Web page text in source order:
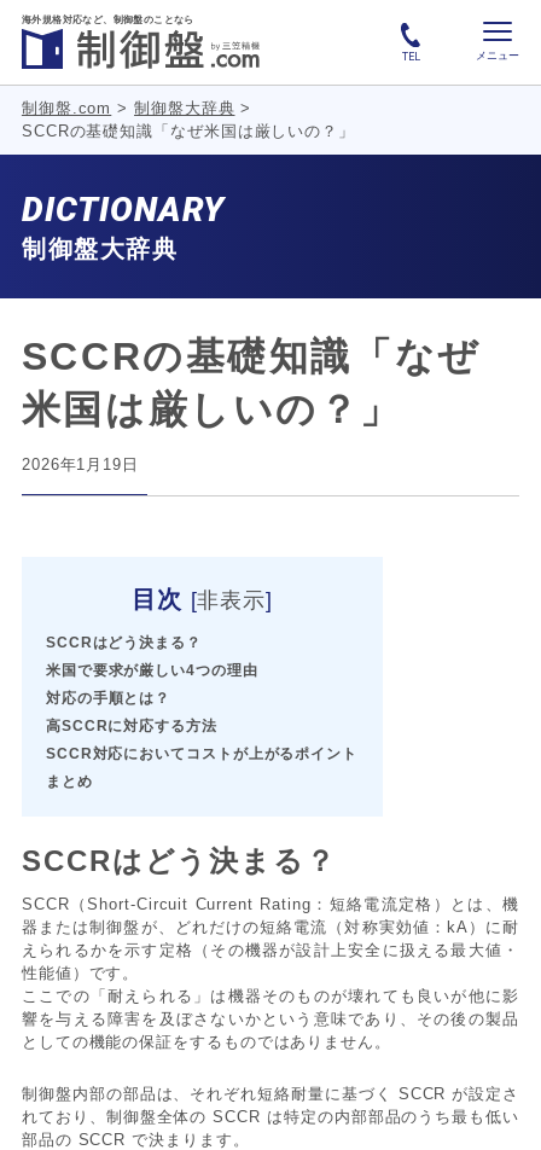
海外規格対応など、 制御盤のことなら
TEL メニュー
制御盤.com >制御盤大辞典 >
SCCRの基礎知識「なぜ米国は厳しいの？」
DICTIONARY
制御盤大辞典
SCCRの基礎知識「なぜ
米国は厳しいの？」
2026年1月19日
目次 [非表示]
SCCRはどう決まる？
米国で要求が厳しい4つの理由
対応の手順とは？
高SCCRに対応する方法
SCCR対応においてコストが上がるポイント
まとめ
SCCRはどう決まる？
SCCR（Short-Circuit Current Rating：短絡電流定格）とは、機
器または制御盤が、どれだけの短絡電流（対称実効値：kA）に耐
えられるかを示す定格（その機器が設計上安全に扱える最大値・
性能値）です。
ここでの「耐えられる」は機器そのものが壊れても良いが他に影
響を与える障害を及ぼさないかという意味であり、その後の製品
としての機能の保証をするものではありません。
制御盤内部の部品は、それぞれ短絡耐量に基づく SCCR が設定さ
れており、制御盤全体の SCCR は特定の内部部品のうち最も低い
部品の SCCR で決まります。